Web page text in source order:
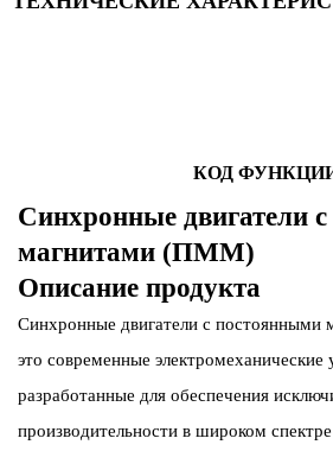
КОД
Синхронные двигатели
магнитами (ПММ)
Описание продукта
Синхронные двигатели с
это современные электромеханические
разработанные для обеспечения
производительности в широком